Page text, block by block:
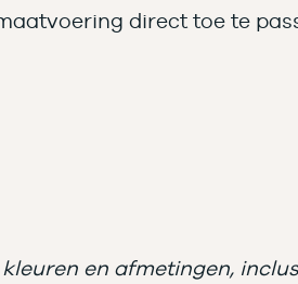
direct toe te
en afmetingen,